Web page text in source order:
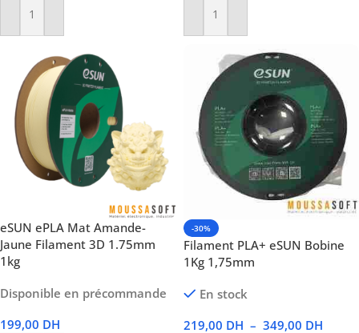
Ajouter Au Panier Ajouter Au Panier
eSUN ePLA Mat Amande-
Jaune Filament 3D 1.75mm
1kg
Disponible en précommande
199,00 DH
-30%
Filament PLA+ eSUN Bobine
1Kg 1,75mm
En stock
219,00 DH – 349,00 DH